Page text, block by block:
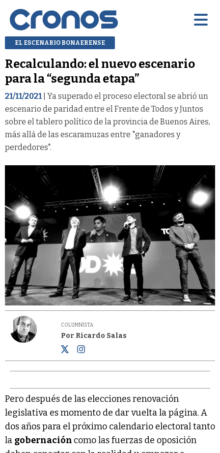
EL ESCENARIO BONAERENSE
Recalculando: el nuevo escenario
para la “segunda etapa”
21/11/2021 | Ya superado el proceso electoral se abrió un
escenario de paridad entre el Frente de Todos y Juntos
sobre el tablero político de la provincia de Buenos Aires,
más allá de las escaramuzas entre "ganadores y
perdedores".
COLUMNISTA
Por Ricardo Salas
Pero después de las elecciones renovación
legislativa es momento de dar vuelta la página. A
dos años para el próximo calendario electoral tanto
la gobernación como las fuerzas de oposición